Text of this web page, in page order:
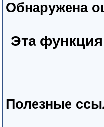
Обнаружена
Эта
Полезные